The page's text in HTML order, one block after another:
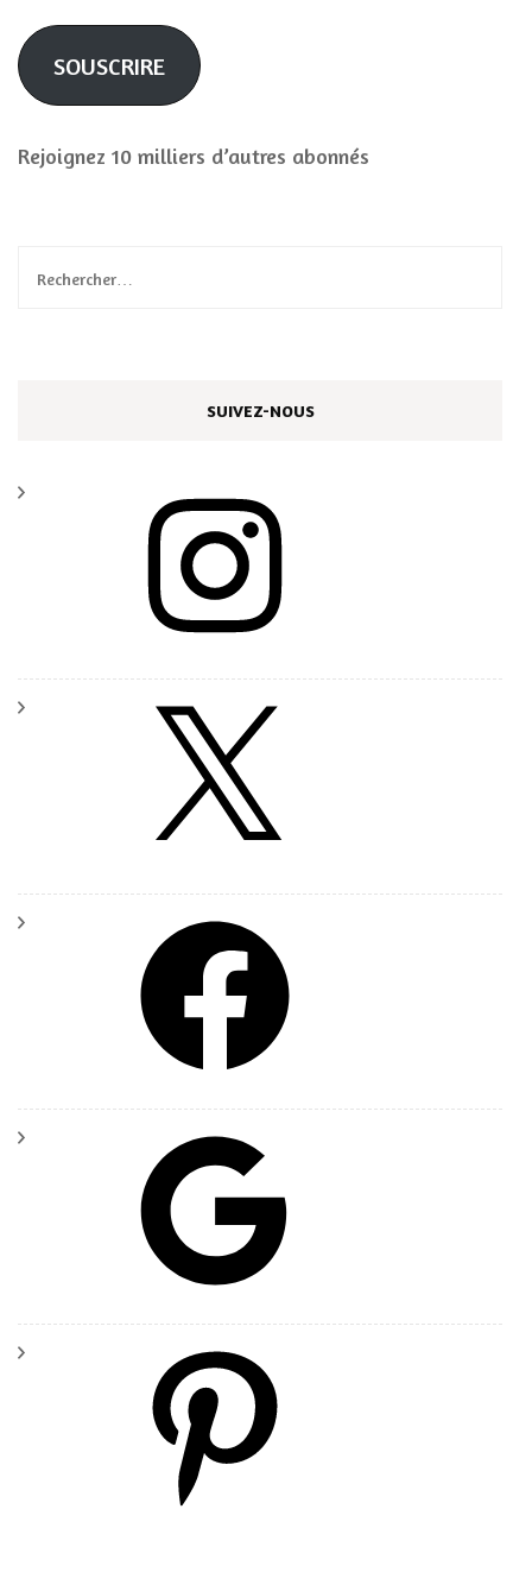
mail
SOUSCRIRE
Rejoignez 10 milliers d’autres abonnés
Rechercher :
SUIVEZ-NOUS